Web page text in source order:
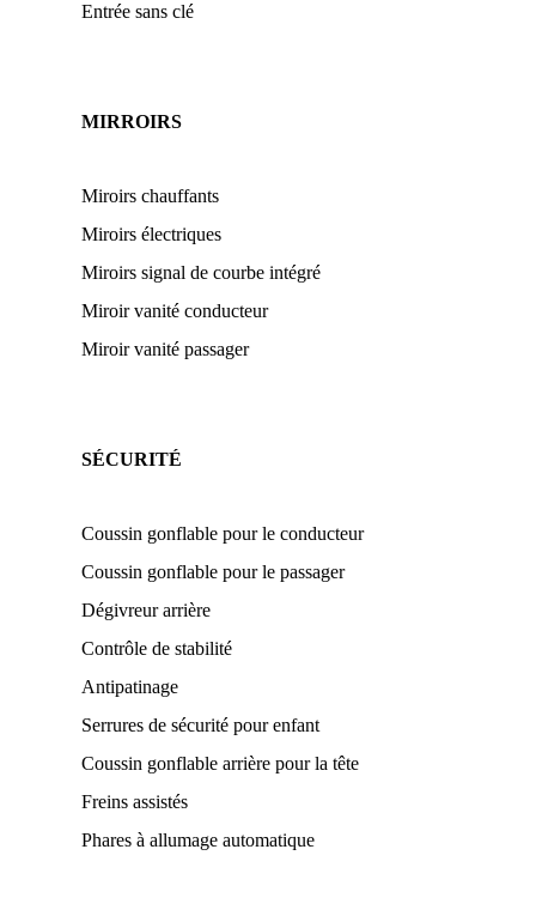
Entrée sans clé
MIRROIRS
Miroirs chauffants
Miroirs électriques
Miroirs signal de courbe intégré
Miroir vanité conducteur
Miroir vanité passager
SÉCURITÉ
Coussin gonflable pour le conducteur
Coussin gonflable pour le passager
Dégivreur arrière
Contrôle de stabilité
Antipatinage
Serrures de sécurité pour enfant
Coussin gonflable arrière pour la tête
Freins assistés
Phares à allumage automatique